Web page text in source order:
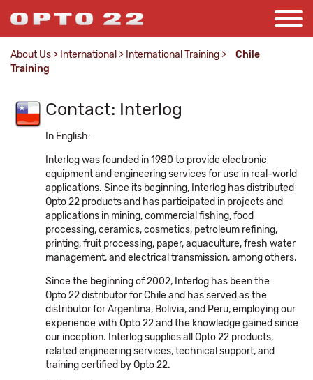
About Us > International > International Training >
Chile
Training
Contact: Interlog
In English:
Interlog was founded in 1980 to provide electronic
equipment and engineering services for use in real-world
applications. Since its beginning, Interlog has distributed
Opto 22 products and has participated in projects and
applications in mining, commercial fishing, food
processing, ceramics, cosmetics, petroleum refining,
printing, fruit processing, paper, aquaculture, fresh water
management, and electrical transmission, among others.
Since the beginning of 2002, Interlog has been the
Opto 22 distributor for Chile and has served as the
distributor for Argentina, Bolivia, and Peru, employing our
experience with Opto 22 and the knowledge gained since
our inception. Interlog supplies all Opto 22 products,
related engineering services, technical support, and
training certified by Opto 22.